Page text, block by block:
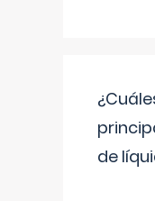
de